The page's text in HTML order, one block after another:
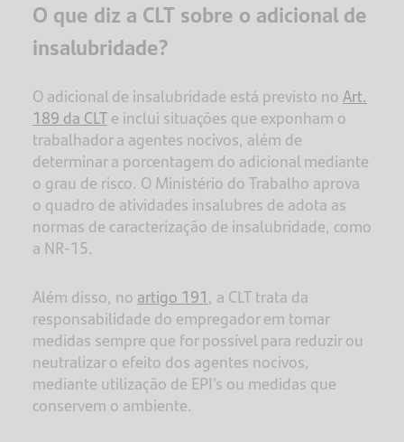
O que diz a CLT sobre o adicional de
insalubridade?
O adicional de insalubridade está previsto noArt.
189 da CLTe inclui situações que exponham o
trabalhador a agentes nocivos, além de
determinar a porcentagem do adicional mediante
o grau de risco. O Ministério do Trabalho aprova
o quadro de atividades insalubres de adota as
normas de caracterização de insalubridade, como
a NR-15.
Além disso, no artigo 191, a CLT trata da
responsabilidade do empregador em tomar
medidas sempre que for possível para reduzir ou
neutralizar o efeito dos agentes nocivos,
mediante utilização de EPI’s ou medidas que
conservem o ambiente.